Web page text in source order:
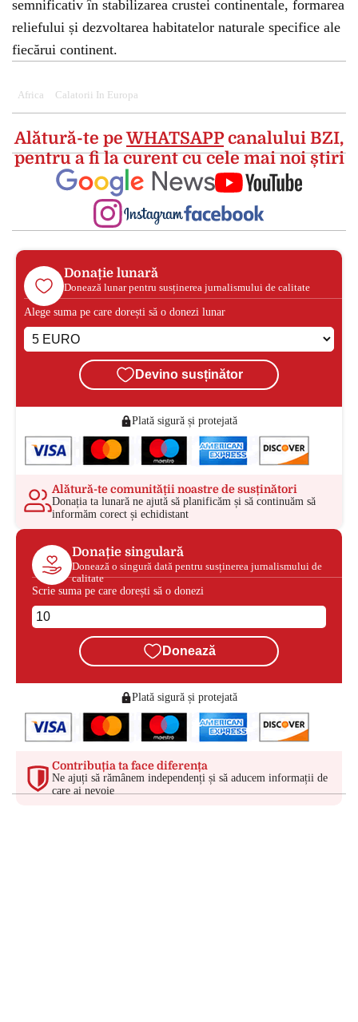
semnificativ în stabilizarea crustei continentale, formarea
reliefului și dezvoltarea habitatelor naturale specifice ale
fiecărui continent.
Africa Calatorii In Europa
Alătură-te peWHATSAPPcanalului BZI,
pentru a fi la curent cu cele mai noi știri
Donație lunară
Donează lunar pentru susținerea jurnalismului de calitate
Alege suma pe care dorești să o donezi lunar
Devino susținător
Plată sigură și protejată
Alătură-te comunității noastre de susținători
Donația ta lunară ne ajută să planificăm și să continuăm să
informăm corect și echidistant
Donație singulară
Donează o singură dată pentru susținerea jurnalismului de
calitate
Scrie suma pe care dorești să o donezi
Donează
Plată sigură și protejată
Contribuția ta face diferența
Ne ajuți să rămânem independenți și să aducem informații de
care ai nevoie